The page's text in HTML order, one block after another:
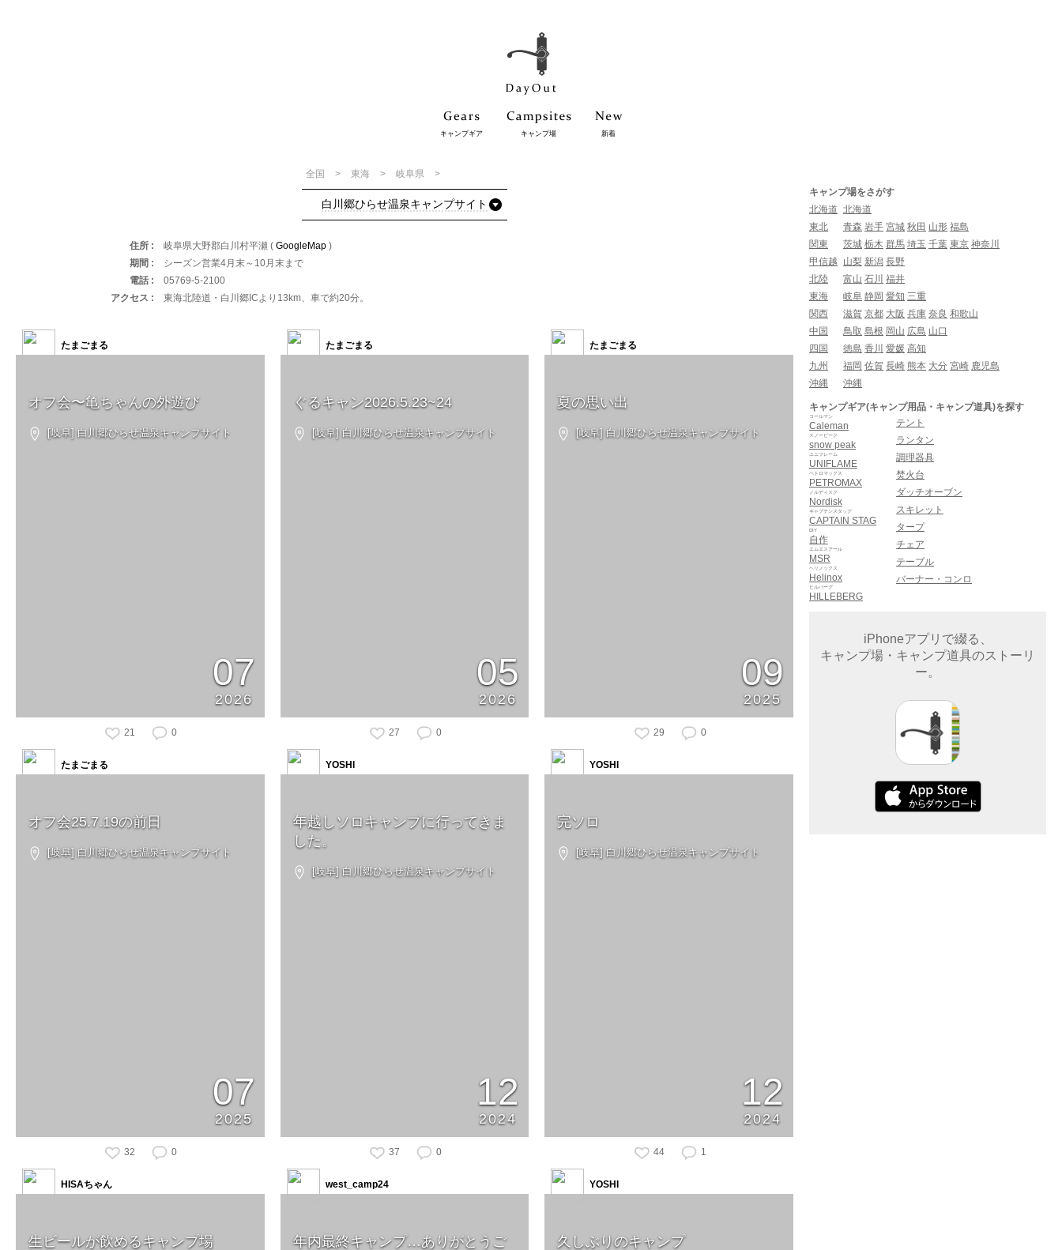
キャンプギア キャンプ場 新着
全国 東海 岐阜県
白川郷ひらせ温泉キャンプサイト
住所 岐阜県大野郡白川村平瀬 ( GoogleMap )
期間
シーズン営業4月末～10月末まで
電話
05769-5-2100
アクセス
東海北陸道・白川郷ICより13km、車で約20分。
オフ会〜亀ちゃんの外遊び
[岐阜] 白川郷ひらせ温泉キャンプサイト
07
2026
たまごまる
21 0
ぐるキャン2026.5.23~24
[岐阜] 白川郷ひらせ温泉キャンプサイト
05
2026
たまごまる
27 0
夏の思い出
[岐阜] 白川郷ひらせ温泉キャンプサイト
09
2025
たまごまる
29 0
オフ会25.7.19の前日
[岐阜] 白川郷ひらせ温泉キャンプサイト
07
2025
たまごまる
32 0
年越しソロキャンプに行ってきま
した。
[岐阜] 白川郷ひらせ温泉キャンプサイト
12
2024
YOSHI
37 0
完ソロ
[岐阜] 白川郷ひらせ温泉キャンプサイト
12
2024
YOSHI
44 1
生ビールが飲めるキャンプ場
HISAちゃん
年内最終キャンプ…ありがとうご
west_camp24
久しぶりのキャンプ
YOSHI
キャンプ場をさがす
北海道 北海道
東北
青森 岩手 宮城 秋田 山形 福島
関東
茨城 栃木 群馬 埼玉 千葉 東京 神奈川
甲信越
山梨 新潟 長野
北陸
富山 石川 福井
東海
岐阜 静岡 愛知 三重
関西
滋賀 京都 大阪 兵庫 奈良 和歌山
中国
鳥取 島根 岡山 広島 山口
四国
徳島 香川 愛媛 高知
九州
福岡 佐賀 長崎 熊本 大分 宮崎 鹿児島
沖縄
沖縄
キャンプギア(キャンプ用品・キャンプ道具)を探す
Caleman
コールマン
snow peak
スノーピーク
UNIFLAME
ユニフレーム
PETROMAX
ペトロマックス
Nordisk
ノルディスク
CAPTAIN STAG
キャプテンスタッグ
自作
DIY
MSR
エムエスアール
Helinox
ヘリノックス
HILLEBERG
ヒルバーグ
テント
ランタン
調理器具
焚火台
ダッチオーブン
スキレット
タープ
チェア
テーブル
バーナー・コンロ
iPhoneアプリで綴る、
キャンプ場・キャンプ道具のストーリ
ー。